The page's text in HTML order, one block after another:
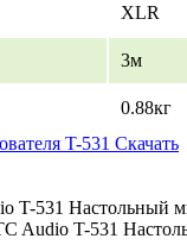
XLR
3м
0.88кг
T-531 Скачать
T-531 Настольный
Audio T-531